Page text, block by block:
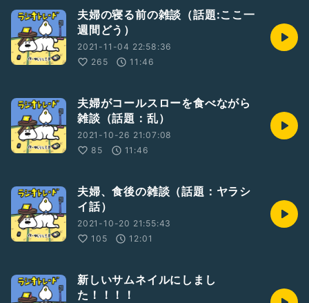
夫婦の寝る前の雑談（話題:ここ一
週間どう）
2021-11-04 22:58:36
265
11:46
夫婦がコールスローを食べながら
雑談（話題：乱）
2021-10-26 21:07:08
85
11:46
夫婦、食後の雑談（話題：ヤラシ
イ話）
2021-10-20 21:55:43
105
12:01
新しいサムネイルにしまし
た！！！！